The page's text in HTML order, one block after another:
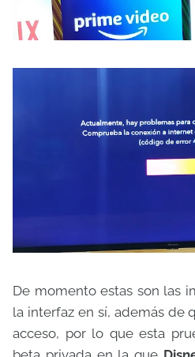
De momento estas son las
la interfaz en sí, además de
acceso, por lo que esta